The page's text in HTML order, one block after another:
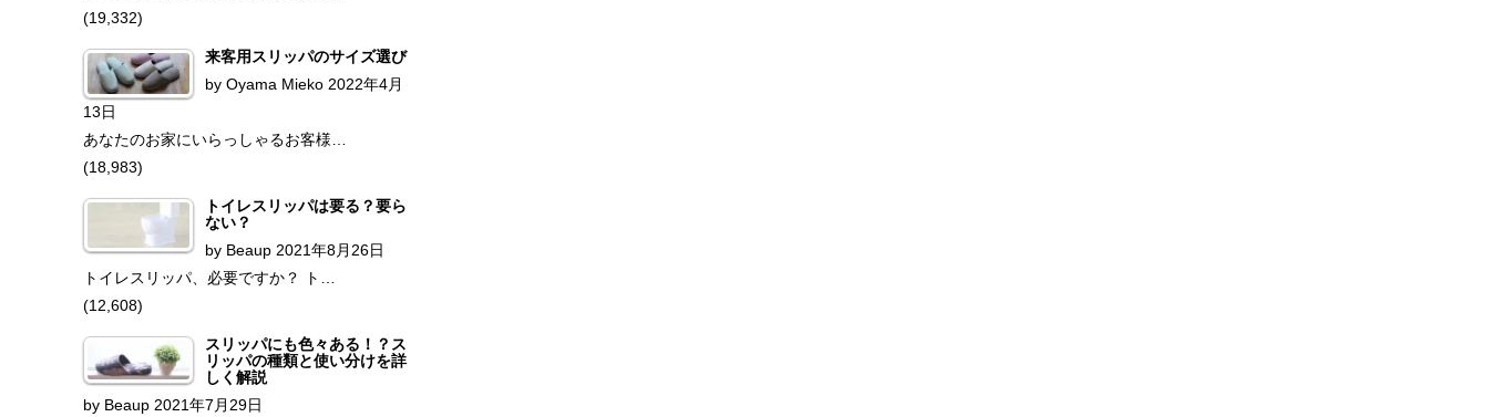
(19,332)
来客用スリッパのサイズ選び
by Oyama Mieko 2022年4月
13日
あなたのお家にいらっしゃるお客様…
(18,983)
トイレスリッパは要る？要ら
ない？
by Beaup 2021年8月26日
トイレスリッパ、必要ですか？ ト…
(12,608)
スリッパにも色々ある！？ス
リッパの種類と使い分けを詳
しく解説
by Beaup 2021年7月29日